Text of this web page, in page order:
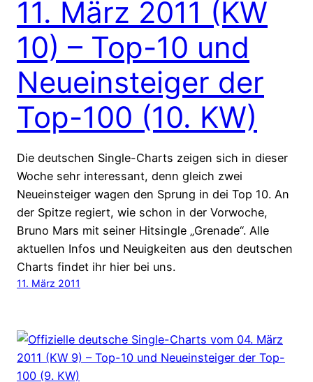
11. März 2011 (KW
10) – Top-10 und
Neueinsteiger der
Top-100 (10. KW)
Die deutschen Single-Charts zeigen sich in dieser
Woche sehr interessant, denn gleich zwei
Neueinsteiger wagen den Sprung in dei Top 10. An
der Spitze regiert, wie schon in der Vorwoche,
Bruno Mars mit seiner Hitsingle „Grenade“. Alle
aktuellen Infos und Neuigkeiten aus den deutschen
Charts findet ihr hier bei uns.
11. März 2011